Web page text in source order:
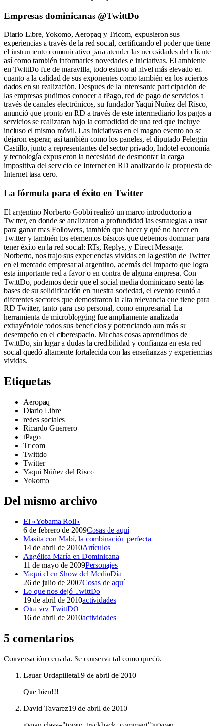
Empresas dominicanas @TwittDo
Diario Libre, Yokomo, Aeropaq y Tricom, expusieron sus
experiencias a través de la red social, certificando el poder que tiene
el instrumento comunicativo para atender las necesidades del cliente
así como también informarles novedades e iniciativas. El ambiente
en TwittDo fue de maravilla, todo estuvo al nivel más elevado en
cuanto a la calidad de sus exponentes como también en los aciertos
dados en su realización. Después de la interesante participación de
las empresas pudimos conocer a tPago, red de pago de servicios a
través de canales electrónicos, su fundador Yaqui Nuñez del Risco,
anunció que pronto en RD a través de este intermediario los pagos a
servicios se realizaran bajo la comodidad de una red que incluye
incluso el mismo móvil. Las iniciativas en el magno evento no se
dejaron esperar, así también como los paneles, el diputado Pelegrin
Castillo, junto a representantes del sector privado, Indotel economía
y tecnología expusieron la necesidad de desmontar la carga
impositiva del servicio de Internet en RD analizando la propuesta de
Internet tasa cero.
La fórmula para el éxito en Twitter
El argentino Norberto Gobbi realizó un marco introductorio a
Twitter, en donde se analizaron a profundidad las estrategias a usar
para ganar mas Followers, también que hacer y qué no hacer en
Twitter y también los elementos básicos que debemos dominar para
tener éxito en la red social: RTs, Replys, y Direct Message.
Norberto, nos trajo sus experiencias vividas en la gestión de Twitter
en el mercado empresarial argentino, además del impacto que logra
esta importante red a favor o en contra de alguna empresa. Con
TwittDo, podemos decir que el social media dominicano sentó las
bases de su solidificación en nuestra sociedad, el evento reunió a
diferentes sectores que demostraron la alta relevancia que tiene para
RD Twitter, tanto para uso personal, como empresarial. La
herramienta de microblogging fue ampliamente analizada
extrayéndole todos sus beneficios y potenciando aun más su
desempeño en el ciberespacio. Muchas cosas aprendimos de
TwittDo, sin lugar a dudas la credibilidad y confianza en esta red
social quedó altamente fortalecida con las enseñanzas y experiencias
vividas.
Etiquetas
Aeropaq
Diario Libre
redes sociales
Ricardo Guerrero
tPago
Tricom
Twittdo
Twitter
Yaqui Núñez del Risco
Yokomo
Del mismo archivo
El «Yobama Roll»
6 de febrero de 2009Cosas de aquí
Masita con Mabí, la combinación perfecta
14 de abril de 2010Artículos
Angélica María en Dominicana
11 de mayo de 2009Personajes
Yaqui el en Show del MedioDía
26 de julio de 2007Cosas de aquí
Lo que nos dejó TwittDo
19 de abril de 2010actividades
Otra vez TwittDO
16 de abril de 2010actividades
5 comentarios
Conversación cerrada. Se conserva tal como quedó.
Lauar Urdapilleta19 de abril de 2010
Que bien!!!
David Tavarez19 de abril de 2010